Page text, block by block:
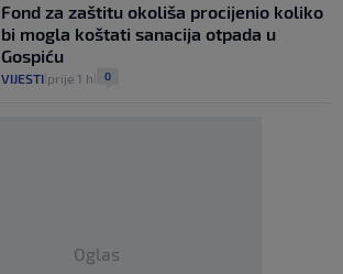
Fond za zaštitu okoliša procijenio koliko
bi mogla koštati sanacija otpada u
Gospiću
VIJESTI prije 1 h 0
Oglas